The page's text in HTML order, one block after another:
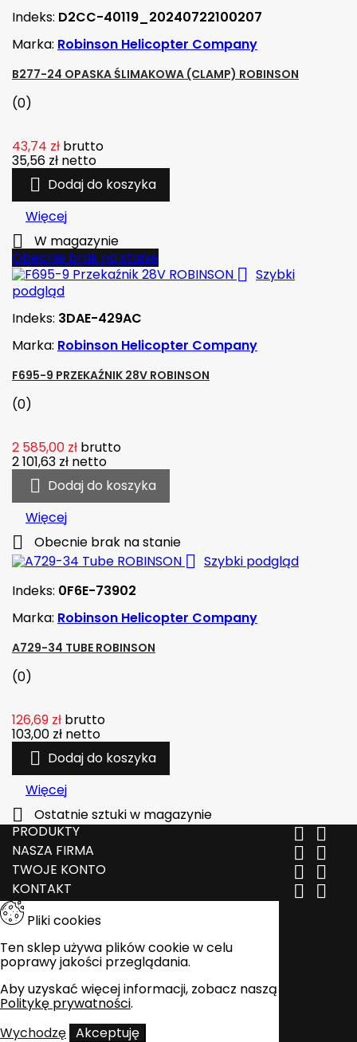
Indeks: D2CC-40119_20240722100207
Marka: Robinson Helicopter Company
B277-24 OPASKA ŚLIMAKOWA (CLAMP) ROBINSON
(0)
43,74 zł brutto
35,56 zł netto
 Dodaj do koszyka
Więcej

W magazynie
Obecnie brak na stanie
 Szybki
podgląd
Indeks: 3DAE-429AC
Marka: Robinson Helicopter Company
F695-9 PRZEKAŹNIK 28V ROBINSON
(0)
2 585,00 zł brutto
2 101,63 zł netto
 Dodaj do koszyka
Więcej
 Obecnie brak na stanie
 Szybki podgląd
Indeks: 0F6E-73902
Marka: Robinson Helicopter Company
A729-34 TUBE ROBINSON
(0)
126,69 zł brutto
103,00 zł netto
 Dodaj do koszyka
Więcej

Ostatnie sztuki w magazynie
PRODUKTY
 
NASZA FIRMA  
TWOJE KONTO  
KONTAKT  
Pliki cookies
Ten sklep używa plików cookie w celu
poprawy jakości przeglądania.
Aby uzyskać więcej informacji, zobacz naszą
Politykę prywatności.
Wychodzę Akceptuję